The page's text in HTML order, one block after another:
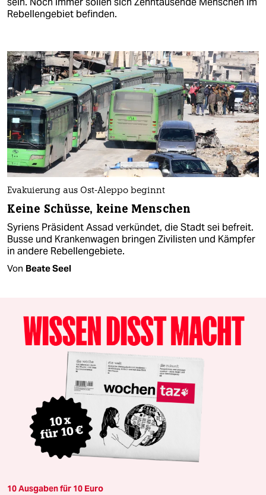
Rebellengebiet befinden.
Evakuierung aus Ost-Aleppo beginnt
Keine Schüsse, keine Menschen
Syriens Präsident Assad verkündet, die Stadt sei befreit.
Busse und Krankenwagen bringen Zivilisten und Kämpfer
in andere Rebellengebiete.
Von Beate Seel
10 Ausgaben für 10 Euro